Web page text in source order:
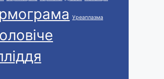
Уреаплазма